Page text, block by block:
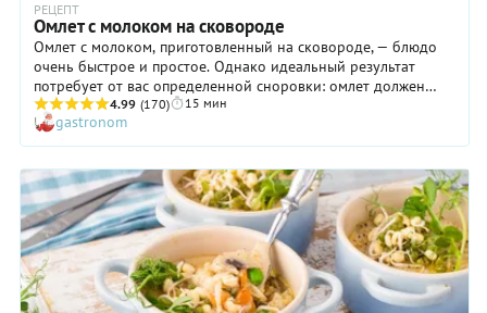
РЕЦЕПТ
Омлет с молоком на сковороде
Омлет с молоком, приготовленный на сковороде, — блюдо
очень быстрое и простое. Однако идеальный результат
потребует от вас определенной сноровки: омлет должен
получиться очень нежным, безо всякой хрустящей корочки.
Поэтому мы специально очень подробно расписали весь
процесс. Обратите особое внимание на то, что яйца с
молоком взбиваются, точнее, взбалтываются именно вилкой.
Это очень важно, ведь в данном случае пышность
совершенно ни к чему. Во Франции взбивание венчиком или
тем более миксером ингредиентов этого блюда вообще
считается дурным кулинарным тоном. И хотя там в
принципе не жалуют приготовление омлета с молоком
(традиционно используются только яйца), нам подобный
вариант очень и очень нравится.
4.99 (170) 15 мин
gastronom